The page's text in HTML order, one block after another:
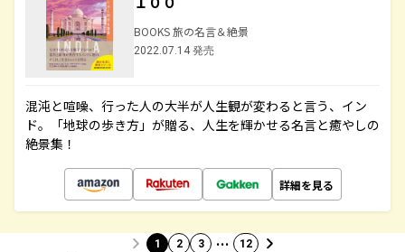
BOOKS 旅の名言＆絶景
2022.07.14 発売
混沌と喧噪、行った人の大半が人生観が変わると言う、イン
ド。「地球の歩き方」が贈る、人生を輝かせる名言と癒やしの
絶景集！
詳細を見る
1 2 3 … 12